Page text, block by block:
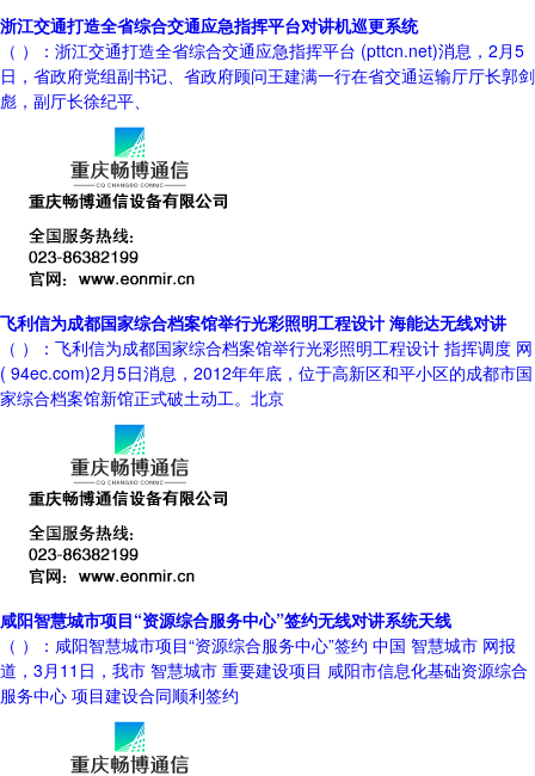
浙江交通打造全省综合交通应急指挥平台对讲机巡更系统
（ ）：浙江交通打造全省综合交通应急指挥平台 (pttcn.net)消息，2月5
日，省政府党组副书记、省政府顾问王建满一行在省交通运输厅厅长郭剑
彪，副厅长徐纪平、
飞利信为成都国家综合档案馆举行光彩照明工程设计 海能达无线对讲
（ ）：飞利信为成都国家综合档案馆举行光彩照明工程设计 指挥调度 网
( 94ec.com)2月5日消息，2012年年底，位于高新区和平小区的成都市国
家综合档案馆新馆正式破土动工。北京
咸阳智慧城市项目“资源综合服务中心”签约无线对讲系统天线
（ ）：咸阳智慧城市项目“资源综合服务中心”签约 中国 智慧城市 网报
道，3月11日，我市 智慧城市 重要建设项目 咸阳市信息化基础资源综合
服务中心 项目建设合同顺利签约